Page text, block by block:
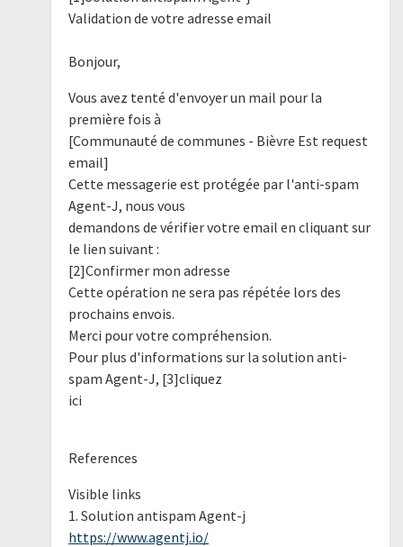
Validation de votre adresse email
Bonjour,
Vous avez tenté d'envoyer un mail pour la
première fois à
[Communauté de communes - Bièvre Est request
email]
Cette messagerie est protégée par l'anti-spam
Agent-J, nous vous
demandons de vérifier votre email en cliquant sur
le lien suivant :
[2]Confirmer mon adresse
Cette opération ne sera pas répétée lors des
prochains envois.
Merci pour votre compréhension.
Pour plus d'informations sur la solution anti-
spam Agent-J, [3]cliquez
ici
References
Visible links
1. Solution antispam Agent-j
https://www.agentj.io/